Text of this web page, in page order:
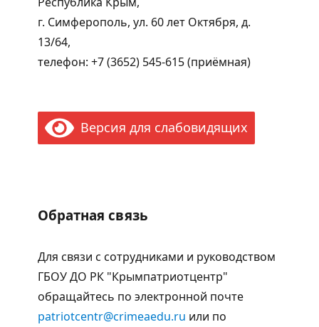
г. Симферополь, ул. 60 лет Октября, д.
13/64,
телефон: +7 (3652) 545-615 (приёмная)
Версия для слабовидящих
Обратная связь
Для связи с сотрудниками и руководством
ГБОУ ДО РК "Крымпатриотцентр"
обращайтесь по электронной почте
patriotcentr@crimeaedu.ru или по